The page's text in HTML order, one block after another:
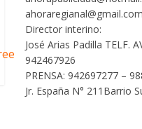
ahoraregianal@gmail.com
Director interino:
José Arias Padilla TELF.
942467926
PRENSA: 942697277 –
Jr. España N° 211Barrio